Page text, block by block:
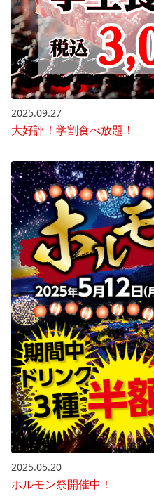
2025.09.27
大好評！学割食べ放題！
2025.05.20
ホルモン祭開催中！